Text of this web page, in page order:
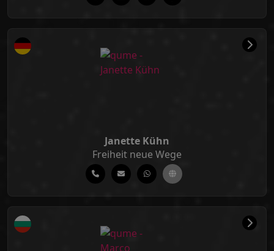
Janette Kühn
Freiheit neue Wege